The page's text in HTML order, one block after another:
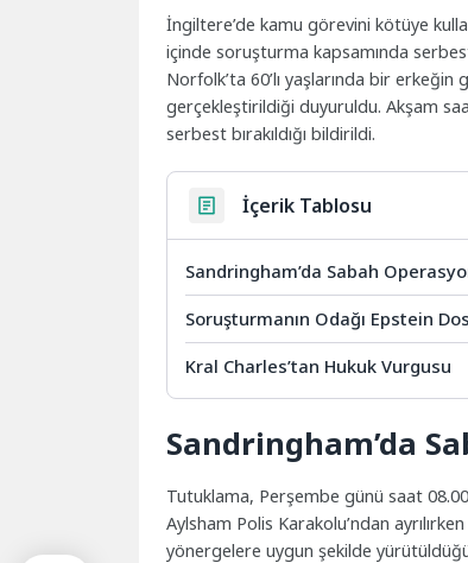
İngiltere’de kamu görevini kötüye
içinde soruşturma kapsamında
Norfolk’ta 60’lı yaşlarında bir
gerçekleştirildiği duyuruldu. Akşam
serbest bırakıldığı bildirildi.
İçerik Tablosu
Sandringham’da Sabah
Soruşturmanın Odağı Epstein
Kral Charles’tan Hukuk Vurgusu
Sandringham’da
Tutuklama, Perşembe günü saat
Aylsham Polis Karakolu’ndan
yönergelere uygun şekilde